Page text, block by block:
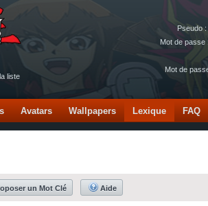
Pseudo :
Mot de passe :
Mot de
liste
Avatars Wallpapers Lexique FAQ
un Mot Clé Aide